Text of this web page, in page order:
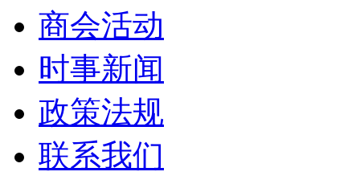
商会活动
时事新闻
政策法规
联系我们